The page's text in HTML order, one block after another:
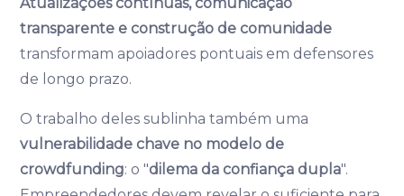
transparente e construção de comunidade
transformam apoiadores pontuais em defensores
de longo prazo.
O trabalho deles sublinha também uma
vulnerabilidade chave no modelo de
crowdfunding: o "dilema da confiança dupla".